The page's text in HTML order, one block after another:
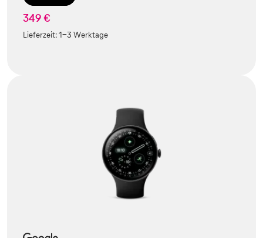
349 €
Lieferzeit:1-3 Werktage